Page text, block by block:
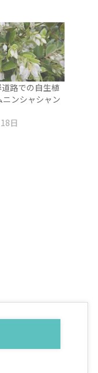
路での自生植
ンシャシャン
日